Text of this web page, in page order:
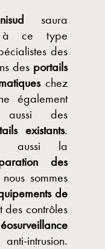
saura
à ce type
des
des portails
chez
également
aussi des
existants.
aussi la
des
sommes
de
des contrôles
intrusion.